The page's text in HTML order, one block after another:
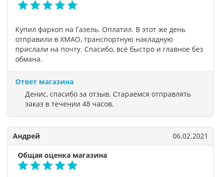
Купил фаркоп на Газель. Оплатил. В этот же день
отправили в ХМАО, транспортную накладную
прислали на почту. Спасибо, всё быстро и главное без
обмана.
Ответ магазина
Денис, спасибо за отзыв. Стараемся отправлять
заказ в течении 48 часов.
Андрей 06.02.2021
Общая оценка магазина